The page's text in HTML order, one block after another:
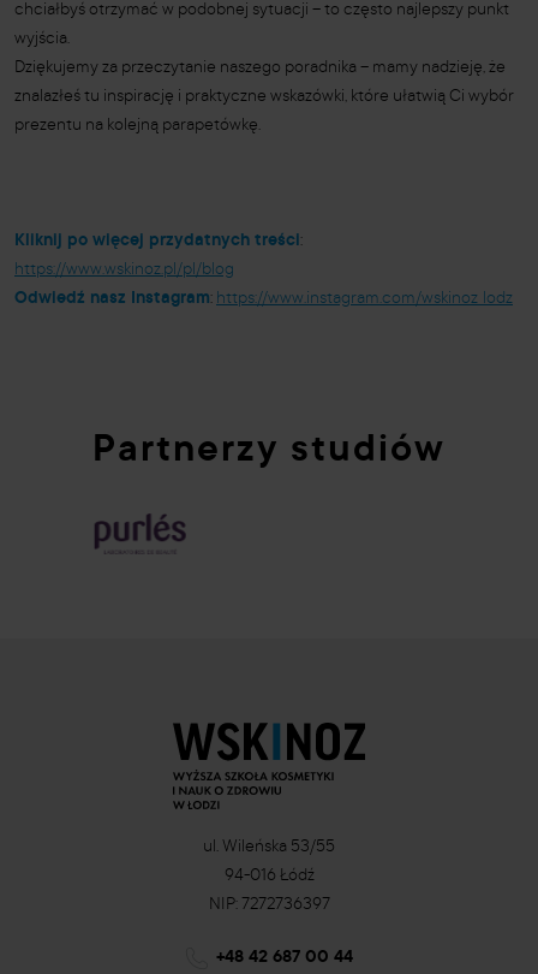
chciałbyś otrzymać w podobnej sytuacji – to często najlepszy punkt
wyjścia.
Dziękujemy za przeczytanie naszego poradnika – mamy nadzieję, że
znalazłeś tu inspirację i praktyczne wskazówki, które ułatwią Ci wybór
prezentu na kolejną parapetówkę.
Kliknij po więcej przydatnych treści:
https://www.wskinoz.pl/pl/blog
Odwiedź nasz Instagram: https://www.instagram.com/wskinoz_lodz
Partnerzy studiów
ul. Wileńska 53/55
94-016 Łódź
NIP: 7272736397
+48 42 687 00 44